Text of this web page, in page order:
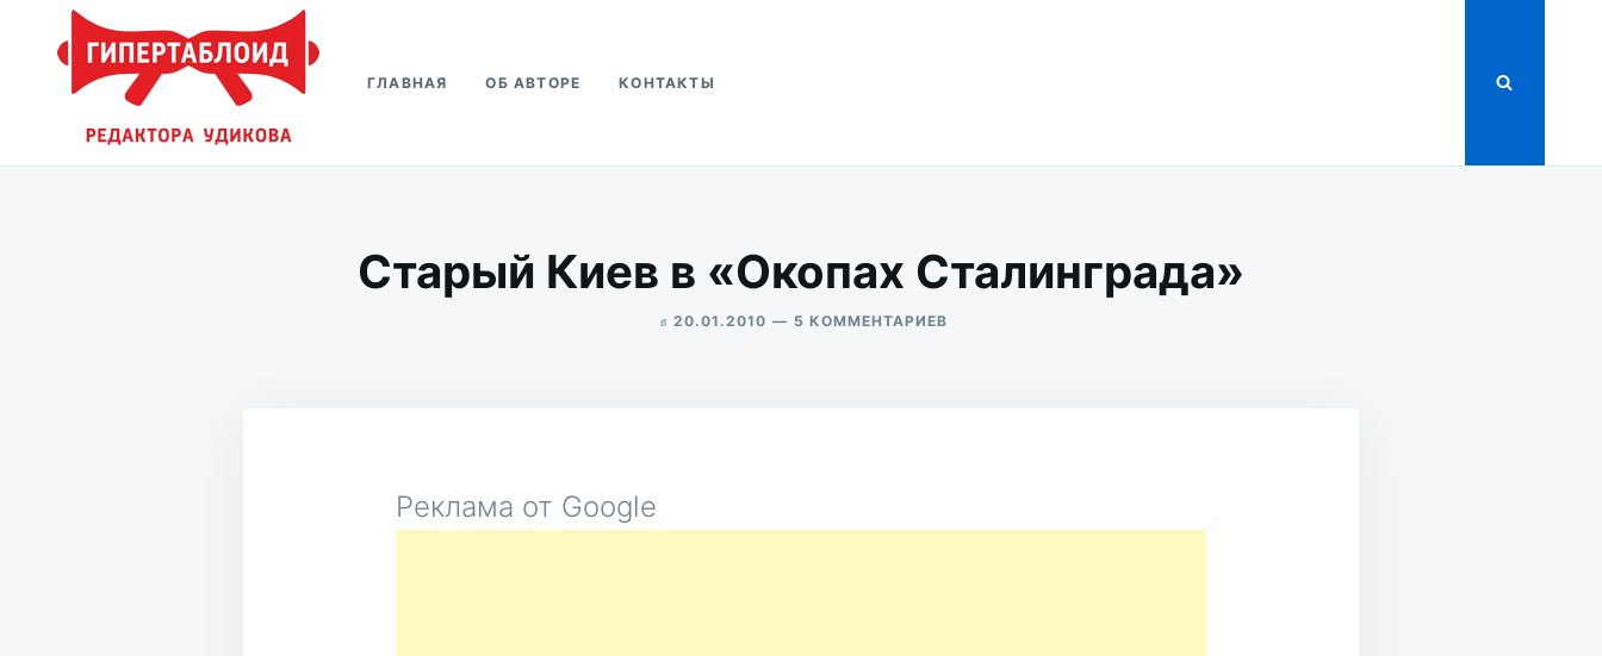
Перейти
содержимому
ГЛАВНАЯ ОБ АВТОРЕ КОНТАКТЫ
Старый Киев в «Окопах Сталинграда»
в 20.01.2010 5 КОММЕНТАРИЕВ
Реклама от Google